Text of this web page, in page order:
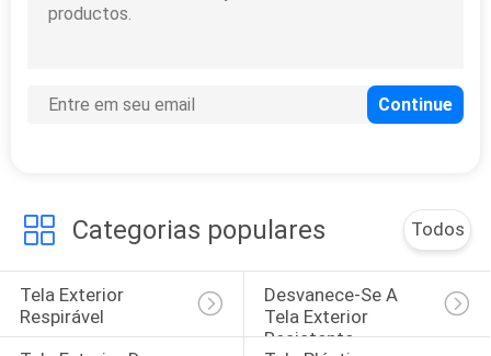
23
Categorias populares Todos
Tela Exterior
Respirável
Desvanece-Se A
Tela Exterior
Resistente